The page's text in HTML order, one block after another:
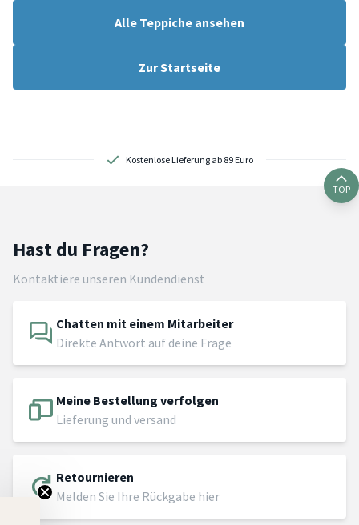
Alle Teppiche ansehen
Zur Startseite
Kostenlose Lieferung ab 89 Euro
TOP
Hast du Fragen?
Kontaktiere unseren Kundendienst
Chatten mit einem Mitarbeiter
Direkte Antwort auf deine Frage
Meine Bestellung verfolgen
Lieferung und versand
Retournieren
Melden Sie Ihre Rückgabe hier